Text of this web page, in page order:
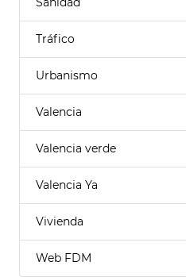
Tráfico
Urbanismo
Valencia
Valencia verde
Valencia Ya
Vivienda
Web FDM